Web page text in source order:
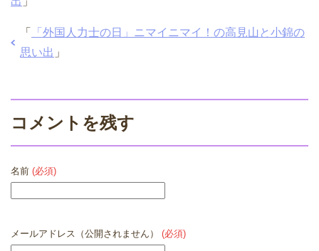
「
「外国人力士の日」ニマイニマイ！の高見山と小錦の
思い出 」
コメントを残す
名前 (必須)
メールアドレス（公開されません） (必須)